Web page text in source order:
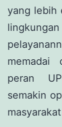
yang lebih
memadai
peran
semakin